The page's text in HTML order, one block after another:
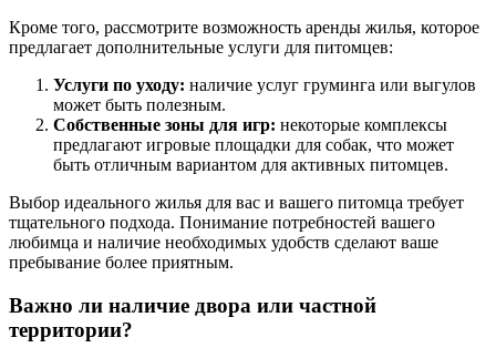
Кроме того, рассмотрите возможность аренды жилья, которое
предлагает дополнительные услуги для питомцев:
Услуги по уходу: наличие услуг груминга или выгулов
может быть полезным.
Собственные зоны для игр: некоторые комплексы
предлагают игровые площадки для собак, что может
быть отличным вариантом для активных питомцев.
Выбор идеального жилья для вас и вашего питомца требует
тщательного подхода. Понимание потребностей вашего
любимца и наличие необходимых удобств сделают ваше
пребывание более приятным.
Важно ли наличие двора или частной
территории?